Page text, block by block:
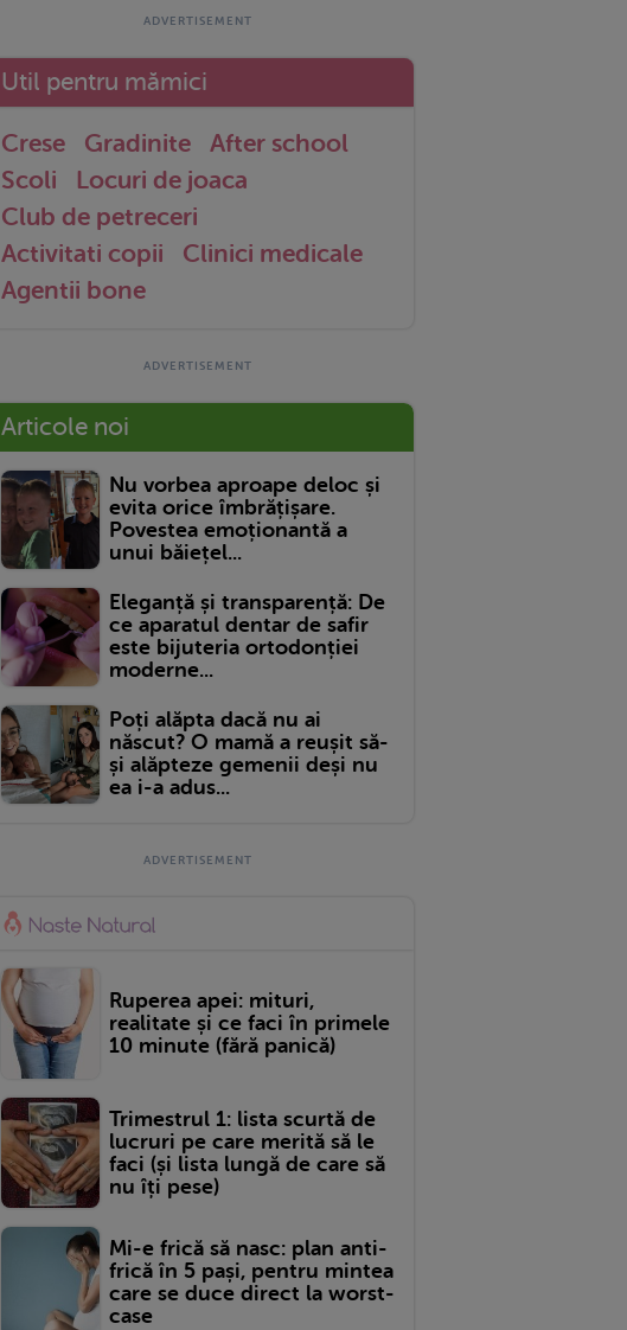
Util pentru mămici
Crese Gradinite
After school
Scoli
Locuri de joaca
Club de petreceri
Activitati copii
Clinici medicale
Agentii bone
Articole noi
Nu vorbea aproape deloc și
evita orice îmbrățișare.
Povestea emoționantă a
unui băiețel...
Eleganță și transparență: De
ce aparatul dentar de safir
este bijuteria ortodonției
moderne...
Poți alăpta dacă nu ai
născut? O mamă a reușit să-
și alăpteze gemenii deși nu
ea i-a adus...
Ruperea apei: mituri,
realitate și ce faci în primele
10 minute (fără panică)
Trimestrul 1: lista scurtă de
lucruri pe care merită să le
faci (și lista lungă de care să
nu îți pese)
Mi-e frică să nasc: plan anti-
frică în 5 pași, pentru mintea
care se duce direct la worst-
case